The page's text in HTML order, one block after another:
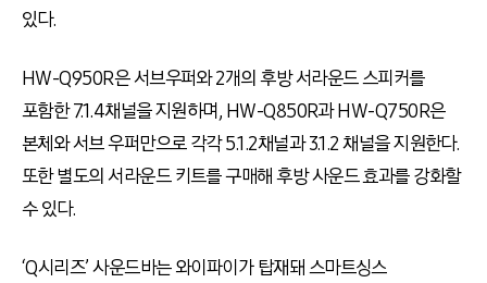
있다.
HW-Q950R은 서브우퍼와 2개의 후방 서라운드 스피커를
포함한 7.1.4채널을 지원하며, HW-Q850R과 HW-Q750R은
본체와 서브 우퍼만으로 각각 5.1.2채널과 3.1.2 채널을 지원한다.
또한 별도의 서라운드 키트를 구매해 후방 사운드 효과를 강화할
수 있다.
‘Q시리즈’ 사운드바는 와이파이가 탑재돼 스마트싱스